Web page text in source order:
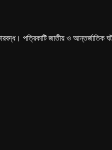
পত্রিকাটি জাতীয় ও আন্তর্জাতিক